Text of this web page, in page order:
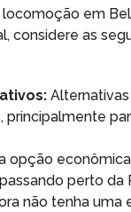
locomoção em
considere as
Alternativas
principalmente
opção
perto da
não tenha uma